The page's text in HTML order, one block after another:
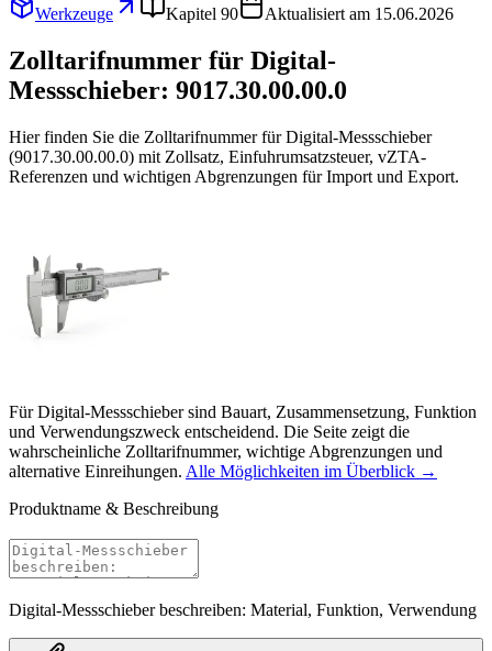
Werkzeuge Kapitel 90 Aktualisiert am 15.06.2026
Zolltarifnummer für Digital-
Messschieber: 9017.30.00.00.0
Hier finden Sie die Zolltarifnummer für Digital-Messschieber
(9017.30.00.00.0) mit Zollsatz, Einfuhrumsatzsteuer, vZTA-
Referenzen und wichtigen Abgrenzungen für Import und Export.
Für Digital-Messschieber sind Bauart, Zusammensetzung, Funktion
und Verwendungszweck entscheidend. Die Seite zeigt die
wahrscheinliche Zolltarifnummer, wichtige Abgrenzungen und
alternative Einreihungen. Alle Möglichkeiten im Überblick →
Produktname & Beschreibung
Digital-Messschieber beschreiben: Material, Funktion, Verwendung